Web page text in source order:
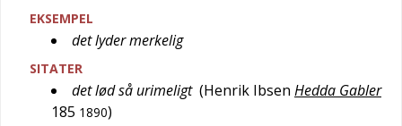
EKSEMPEL
det lyder merkelig
SITATER
det lød så urimeligt (Henrik Ibsen Hedda Gabler
185 1890)